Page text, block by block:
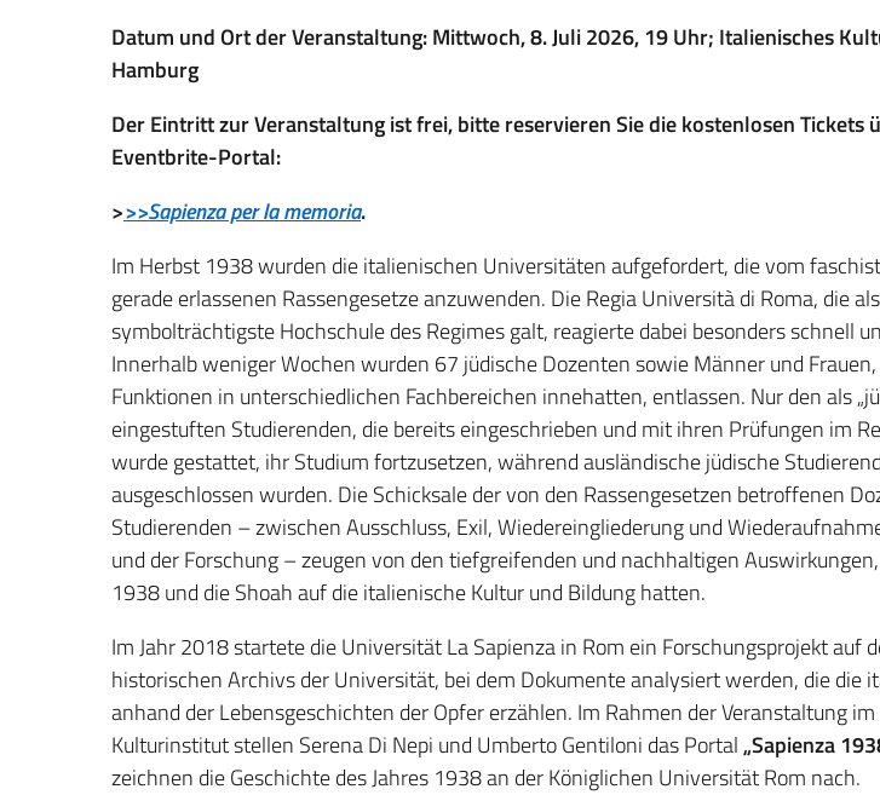
Datum und Ort der Veranstaltung: Mittwoch, 8. Juli 2026, 19 Uhr; Italienisches
Hamburg
Der Eintritt zur Veranstaltung ist frei, bitte reservieren Sie die kostenlosen Tickets
Eventbrite-Portal:
>>>Sapienza per la memoria.
Im Herbst 1938 wurden die italienischen Universitäten aufgefordert, die vom
gerade erlassenen Rassengesetze anzuwenden. Die Regia Università di Roma, die als
symbolträchtigste Hochschule des Regimes galt, reagierte dabei besonders schnell
Innerhalb weniger Wochen wurden 67 jüdische Dozenten sowie Männer und
Funktionen in unterschiedlichen Fachbereichen innehatten, entlassen. Nur den als
eingestuften Studierenden, die bereits eingeschrieben und mit ihren Prüfungen im
wurde gestattet, ihr Studium fortzusetzen, während ausländische jüdische
ausgeschlossen wurden. Die Schicksale der von den Rassengesetzen betroffenen
Studierenden – zwischen Ausschluss, Exil, Wiedereingliederung und
und der Forschung – zeugen von den tiefgreifenden und nachhaltigen
1938 und die Shoah auf die italienische Kultur und Bildung hatten.
Im Jahr 2018 startete die Universität La Sapienza in Rom ein Forschungsprojekt auf
historischen Archivs der Universität, bei dem Dokumente analysiert werden, die die
anhand der Lebensgeschichten der Opfer erzählen. Im Rahmen der Veranstaltung
Kulturinstitut stellen Serena Di Nepi und Umberto Gentiloni das Portal„Sapienza
zeichnen die Geschichte des Jahres 1938 an der Königlichen Universität Rom nach.